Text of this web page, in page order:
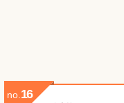
no. 16